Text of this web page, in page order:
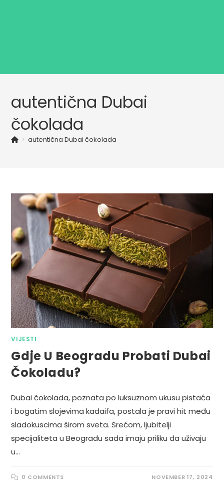
autentična Dubai
čokolada
> autentična Dubai čokolada
VIJESTI
Gdje U Beogradu Probati Dubai
Čokoladu?
Dubai čokolada, poznata po luksuznom ukusu pistaća
i bogatim slojevima kadaifa, postala je pravi hit među
sladokuscima širom sveta. Srećom, ljubitelji
specijaliteta u Beogradu sada imaju priliku da uživaju
u…
0 COMMENTS NOVEMBER 17, 2024